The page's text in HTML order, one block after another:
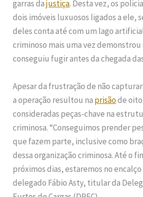
garras dajustiça. Desta vez, os
dois imóveis luxuosos ligados a ele,
deles conta até com um lago
criminoso mais uma vez demonstrou
conseguiu fugir antes da chegada
Apesar da frustração de não
a operação resultou na prisãode oito
consideradas peças-chave na
criminosa. “Conseguimos prender
que fazem parte, inclusive como
dessa organização criminosa. Até o
próximos dias, estaremos no
delegado Fábio Asty, titular da